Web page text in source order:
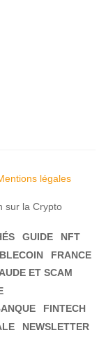
légales
sur la Crypto
GUIDE
NFT
FRANCE
ET SCAM
FINTECH
NEWSLETTER